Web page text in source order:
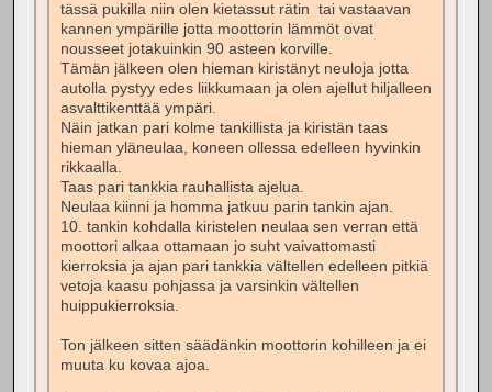
tässä pukilla niin olen kietassut rätin tai vastaavan
kannen ympärille jotta moottorin lämmöt ovat
nousseet jotakuinkin 90 asteen korville.
Tämän jälkeen olen hieman kiristänyt neuloja jotta
autolla pystyy edes liikkumaan ja olen ajellut hiljalleen
asvalttikenttää ympäri.
Näin jatkan pari kolme tankillista ja kiristän taas
hieman yläneulaa, koneen ollessa edelleen hyvinkin
rikkaalla.
Taas pari tankkia rauhallista ajelua.
Neulaa kiinni ja homma jatkuu parin tankin ajan.
10. tankin kohdalla kiristelen neulaa sen verran että
moottori alkaa ottamaan jo suht vaivattomasti
kierroksia ja ajan pari tankkia vältellen edelleen pitkiä
vetoja kaasu pohjassa ja varsinkin vältellen
huippukierroksia.
Ton jälkeen sitten säädänkin moottorin kohilleen ja ei
muuta ku kovaa ajoa.